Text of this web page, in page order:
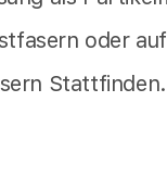
oder auf
Stattfinden.